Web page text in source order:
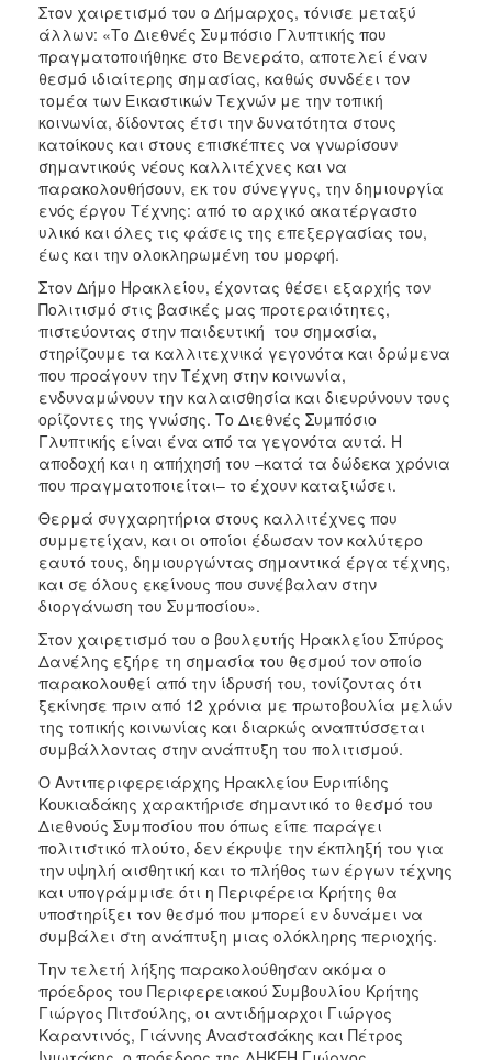
Στον χαιρετισμό του ο Δήμαρχος, τόνισε μεταξύ
άλλων: «Το Διεθνές Συμπόσιο Γλυπτικής που
πραγματοποιήθηκε στο Βενεράτο, αποτελεί έναν
θεσμό ιδιαίτερης σημασίας, καθώς συνδέει τον
τομέα των Εικαστικών Τεχνών με την τοπική
κοινωνία, δίδοντας έτσι την δυνατότητα στους
κατοίκους και στους επισκέπτες να γνωρίσουν
σημαντικούς νέους καλλιτέχνες και να
παρακολουθήσουν, εκ του σύνεγγυς, την δημιουργία
ενός έργου Τέχνης: από το αρχικό ακατέργαστο
υλικό και όλες τις φάσεις της επεξεργασίας του,
έως και την ολοκληρωμένη του μορφή.
Στον Δήμο Ηρακλείου, έχοντας θέσει εξαρχής τον
Πολιτισμό στις βασικές μας προτεραιότητες,
πιστεύοντας στην παιδευτική του σημασία,
στηρίζουμε τα καλλιτεχνικά γεγονότα και δρώμενα
που προάγουν την Τέχνη στην κοινωνία,
ενδυναμώνουν την καλαισθησία και διευρύνουν τους
ορίζοντες της γνώσης. Το Διεθνές Συμπόσιο
Γλυπτικής είναι ένα από τα γεγονότα αυτά. Η
αποδοχή και η απήχησή του –κατά τα δώδεκα χρόνια
που πραγματοποιείται– το έχουν καταξιώσει.
Θερμά συγχαρητήρια στους καλλιτέχνες που
συμμετείχαν, και οι οποίοι έδωσαν τον καλύτερο
εαυτό τους, δημιουργώντας σημαντικά έργα τέχνης,
και σε όλους εκείνους που συνέβαλαν στην
διοργάνωση του Συμποσίου».
Στον χαιρετισμό του ο βουλευτής Ηρακλείου Σπύρος
Δανέλης εξήρε τη σημασία του θεσμού τον οποίο
παρακολουθεί από την ίδρυσή του, τονίζοντας ότι
ξεκίνησε πριν από 12 χρόνια με πρωτοβουλία μελών
της τοπικής κοινωνίας και διαρκώς αναπτύσσεται
συμβάλλοντας στην ανάπτυξη του πολιτισμού.
Ο Αντιπεριφερειάρχης Ηρακλείου Ευριπίδης
Κουκιαδάκης χαρακτήρισε σημαντικό το θεσμό του
Διεθνούς Συμποσίου που όπως είπε παράγει
πολιτιστικό πλούτο, δεν έκρυψε την έκπληξή του για
την υψηλή αισθητική και το πλήθος των έργων τέχνης
και υπογράμμισε ότι η Περιφέρεια Κρήτης θα
υποστηρίξει τον θεσμό που μπορεί εν δυνάμει να
συμβάλει στη ανάπτυξη μιας ολόκληρης περιοχής.
Την τελετή λήξης παρακολούθησαν ακόμα ο
πρόεδρος του Περιφερειακού Συμβουλίου Κρήτης
Γιώργος Πιτσούλης, οι αντιδήμαρχοι Γιώργος
Καραντινός, Γιάννης Αναστασάκης και Πέτρος